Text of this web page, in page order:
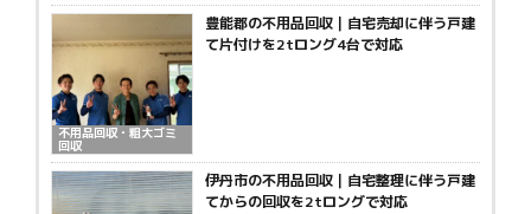
不用品回収・粗大ゴミ
回収
豊能郡の不用品回収｜自宅売却に伴う戸建
て片付けを2tロング4台で対応
伊丹市の不用品回収｜自宅整理に伴う戸建
てからの回収を2tロングで対応